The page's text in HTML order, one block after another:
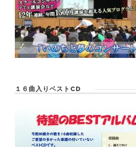
１６曲入りベストCD